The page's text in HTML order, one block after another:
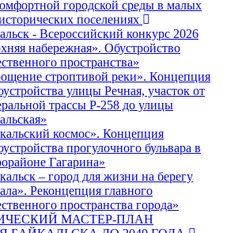
городской среды в малых
поселениях
- Всероссийский конкурс 2026
набережная». Обустройство
пространства»
строптивой реки». Концепция
улицы Речная, участок от
трассы Р-258 до улицы
космос». Концепция
прогулочного бульвара в
Гагарина»
– город для жизни на берегу
Реконцепция главного
пространства города»
МАСТЕР-ПЛАН